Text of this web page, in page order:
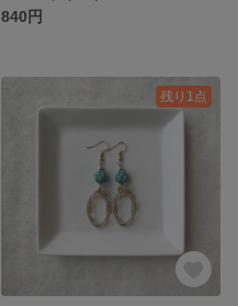
840円
残り1点